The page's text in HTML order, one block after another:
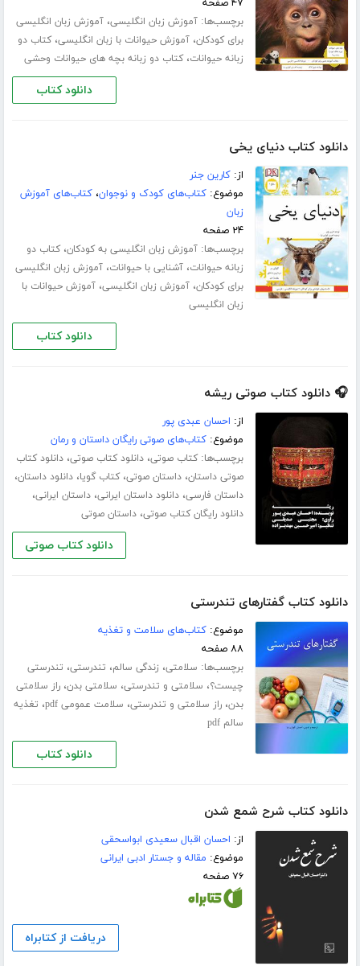
۴۷ صفحه
برچسب‌ها:آموزش زبان انگلیسی،آموزش زبان انگلیسی
برای کودکان،آموزش حیوانات با زبان انگلیسی،کتاب دو
زبانه حیوانات،کتاب دو زبانه بچه های حیوانات وحشی
دانلود کتاب
دانلود کتاب دنیای یخی
از:کارین جنر
موضوع:کتاب‌های کودک و نوجوان،کتاب‌های آموزش
زبان
۲۴ صفحه
برچسب‌ها:آموزش زبان انگلیسی به کودکان،کتاب دو
زبانه حیوانات،آشنایی با حیوانات،آموزش زبان انگلیسی
برای کودکان،آموزش زبان انگلیسی،آموزش حیوانات با
زبان انگلیسی
دانلود کتاب
🎧 دانلود کتاب صوتی ریشه
از: احسان عبدی پور
موضوع:کتاب‌های صوتی رایگان داستان و رمان
برچسب‌ها:کتاب صوتی،دانلود کتاب صوتی،دانلود کتاب
صوتی داستان،داستان صوتی،کتاب گویا،دانلود داستان،
داستان فارسی،دانلود داستان ایرانی،داستان ایرانی،
دانلود رایگان کتاب صوتی،داستان صوتی
دانلود کتاب صوتی
دانلود کتاب گفتارهای تندرستی
موضوع:کتاب‌های سلامت و تغذیه
۸۸ صفحه
برچسب‌ها: سلامتی، زندگی سالم، تندرستی، تندرستی
چیست؟، سلامتی و تندرستی، سلامتی بدن،راز سلامتی
بدن،راز سلامتی و تندرستی، سلامت عمومی pdf ، تغذیه
سالم pdf
دانلود کتاب
دانلود کتاب شرح شمع شدن
از: احسان اقبال سعیدی ابواسحقی
موضوع: مقاله و جستار ادبی ایرانی
۷۶ صفحه
دریافت از کتابراه